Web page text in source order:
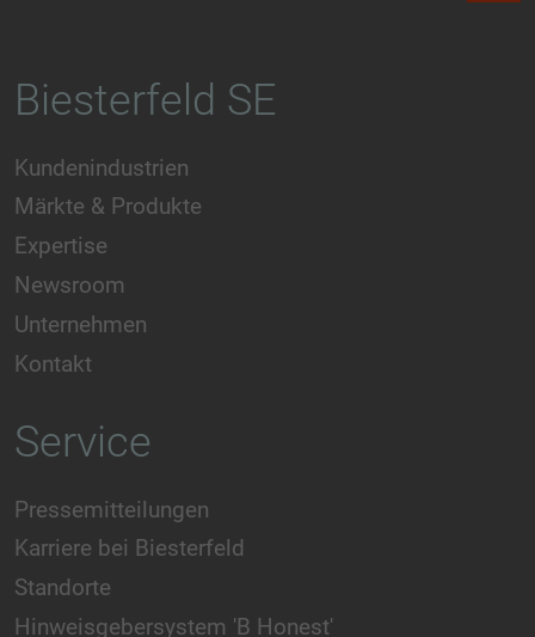
Biesterfeld SE
Kundenindustrien
Märkte & Produkte
Expertise
Newsroom
Unternehmen
Kontakt
Service
Pressemitteilungen
Karriere bei Biesterfeld
Standorte
Hinweisgebersystem 'B Honest'